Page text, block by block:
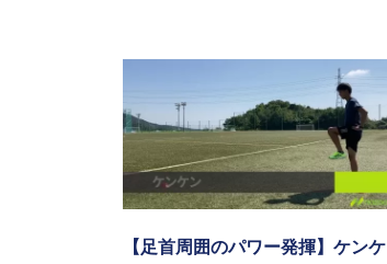
【足首周囲のパワー発揮】ケンケ